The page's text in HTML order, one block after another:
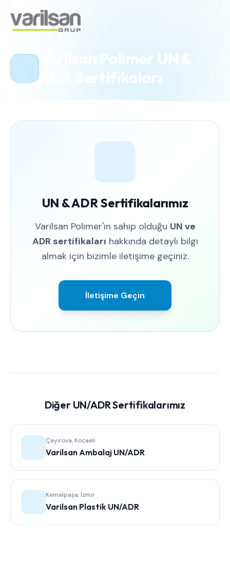
Varilsan Polimer UN &
ADR Sertifikaları
UN & ADR Sertifikalarımız
Varilsan Polimer'in sahip olduğu UN ve
ADR sertifikaları hakkında detaylı bilgi
almak için bizimle iletişime geçiniz.
İletişime Geçin
Diğer UN/ADR Sertifikalarımız
Çayırova, Kocaeli
Varilsan Ambalaj UN/ADR
Kemalpaşa, İzmir
Varilsan Plastik UN/ADR